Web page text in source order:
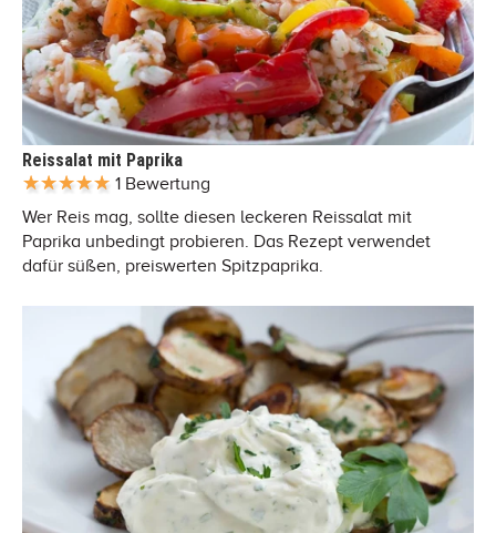
Reissalat mit Paprika
1 Bewertung
Wer Reis mag, sollte diesen leckeren Reissalat mit
Paprika unbedingt probieren. Das Rezept verwendet
dafür süßen, preiswerten Spitzpaprika.